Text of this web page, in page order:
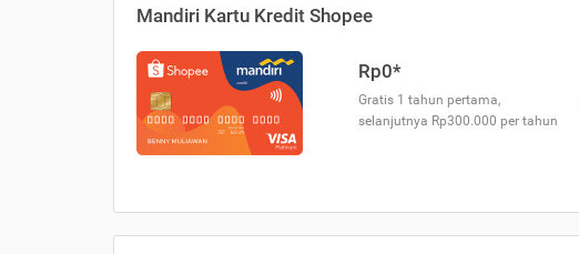
Mandiri Kartu Kredit Shopee
Rp0*
Gratis 1 tahun pertama,
selanjutnya Rp300.000 per tahun